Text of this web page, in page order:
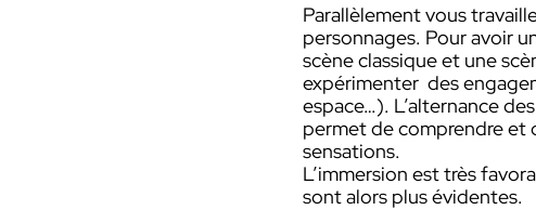
Parallèlement vous
personnages. Pour avoir
scène classique et une
expérimenter des
espace…). L’alternance
permet de comprendre et
sensations.
L’immersion est très
sont alors plus évidentes.